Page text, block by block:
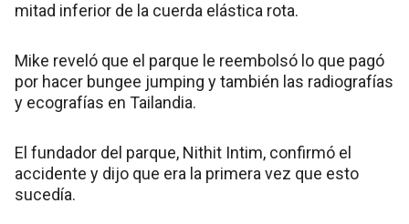
mitad inferior de la cuerda elástica rota.
Mike reveló que el parque le reembolsó lo que pagó
por hacer bungee jumping y también las radiografías
y ecografías en Tailandia.
El fundador del parque, Nithit Intim, confirmó el
accidente y dijo que era la primera vez que esto
sucedía.